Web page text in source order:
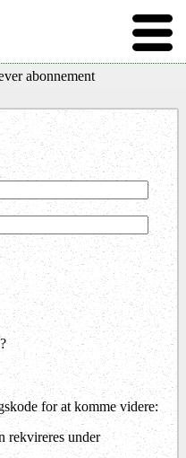
abonnement
for at komme videre:
rekvireres under